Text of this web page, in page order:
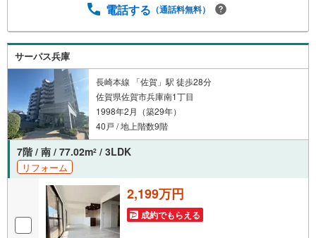
電話する （通話料無料）
サーパス兵庫
長崎本線 「佐賀」駅 徒歩28分
佐賀県佐賀市兵庫南1丁目
1998年2月（築29年）
40戸 / 地上階数9階
7階 / 南 / 77.02m2 / 3LDK
リフォーム
2,199万円
成約でもらえる